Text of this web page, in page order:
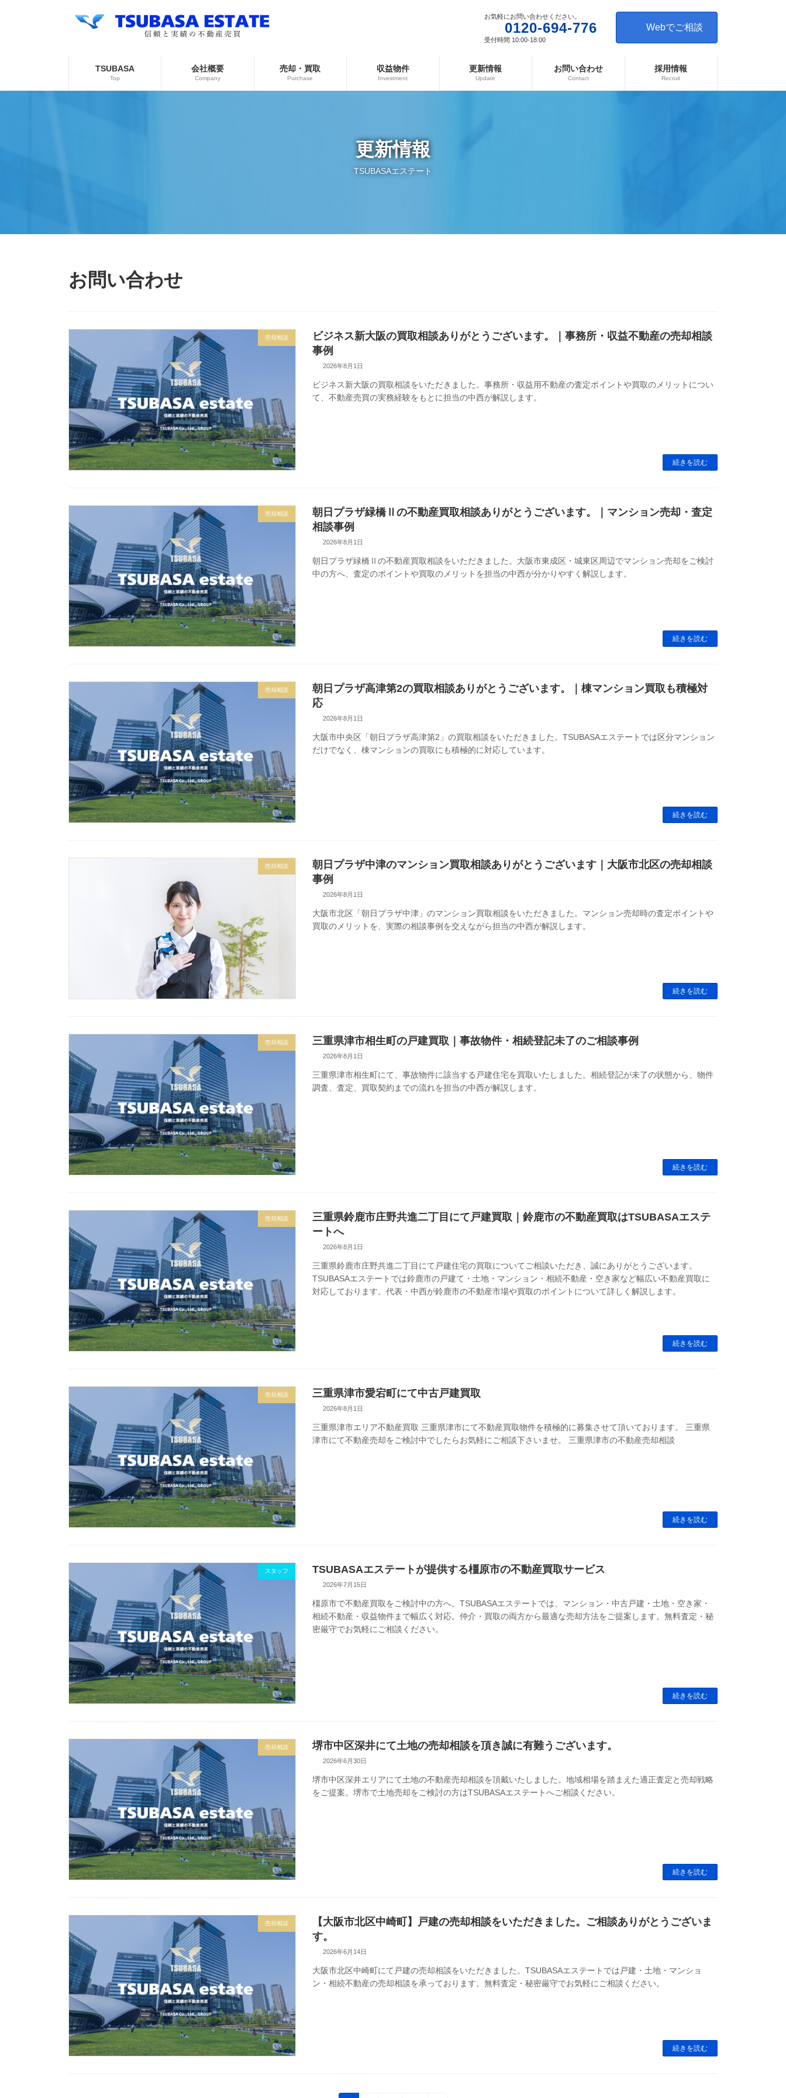
キ
に
お気軽にお問い合わせください。
0120-694-776
受付時間 10:00-18:00
Webでご相談
TSUBASA
Top
会社概要
Company
売却・買取
Purchase
収益物件
Investment
更新情報
Update
お問い合わせ
Contact
採用情報
Recruit
更新情報
TSUBASAエステート
お問い合わせ
売却相談
ビジネス新大阪の買取相談ありがとうございます。｜事務所・収益不動産の売却相談
事例
2026年8月1日
ビジネス新大阪の買取相談をいただきました。事務所・収益用不動産の査定ポイントや買取のメリットについ
て、不動産売買の実務経験をもとに担当の中西が解説します。
続きを読む
売却相談
朝日プラザ緑橋Ⅱの不動産買取相談ありがとうございます。｜マンション売却・査定
相談事例
2026年8月1日
朝日プラザ緑橋Ⅱの不動産買取相談をいただきました。大阪市東成区・城東区周辺でマンション売却をご検討
中の方へ、査定のポイントや買取のメリットを担当の中西が分かりやすく解説します。
続きを読む
売却相談
朝日プラザ高津第2の買取相談ありがとうございます。｜棟マンション買取も積極対
応
2026年8月1日
大阪市中央区「朝日プラザ高津第2」の買取相談をいただきました。TSUBASAエステートでは区分マンション
だけでなく、棟マンションの買取にも積極的に対応しています。
続きを読む
売却相談
朝日プラザ中津のマンション買取相談ありがとうございます｜大阪市北区の売却相談
事例
2026年8月1日
大阪市北区「朝日プラザ中津」のマンション買取相談をいただきました。マンション売却時の査定ポイントや
買取のメリットを、実際の相談事例を交えながら担当の中西が解説します。
続きを読む
売却相談 三重県津市相生町の戸建買取｜事故物件・相続登記未了のご相談事例
2026年8月1日
三重県津市相生町にて、事故物件に該当する戸建住宅を買取いたしました。相続登記が未了の状態から、物件
調査、査定、買取契約までの流れを担当の中西が解説します。
続きを読む
売却相談
三重県鈴鹿市庄野共進二丁目にて戸建買取｜鈴鹿市の不動産買取はTSUBASAエステ
ートへ
2026年8月1日
三重県鈴鹿市庄野共進二丁目にて戸建住宅の買取についてご相談いただき、誠にありがとうございます。
TSUBASAエステートでは鈴鹿市の戸建て・土地・マンション・相続不動産・空き家など幅広い不動産買取に
対応しております。代表・中西が鈴鹿市の不動産市場や買取のポイントについて詳しく解説します。
続きを読む
売却相談 三重県津市愛宕町にて中古戸建買取
2026年8月1日
三重県津市エリア不動産買取 三重県津市にて不動産買取物件を積極的に募集させて頂いております。 三重県
津市にて不動産売却をご検討中でしたらお気軽にご相談下さいませ。 三重県津市の不動産売却相談
続きを読む
スタッフ TSUBASAエステートが提供する橿原市の不動産買取サービス
2026年7月15日
橿原市で不動産買取をご検討中の方へ。TSUBASAエステートでは、マンション・中古戸建・土地・空き家・
相続不動産・収益物件まで幅広く対応。仲介・買取の両方から最適な売却方法をご提案します。無料査定・秘
密厳守でお気軽にご相談ください。
続きを読む
売却相談 堺市中区深井にて土地の売却相談を頂き誠に有難うございます。
2026年6月30日
堺市中区深井エリアにて土地の不動産売却相談を頂戴いたしました。地域相場を踏まえた適正査定と売却戦略
をご提案。堺市で土地売却をご検討の方はTSUBASAエステートへご相談ください。
続きを読む
売却相談
【大阪市北区中崎町】戸建の売却相談をいただきました。ご相談ありがとうございま
す。
2026年6月14日
大阪市北区中崎町にて戸建の売却相談をいただきました。TSUBASAエステートでは戸建・土地・マンショ
ン・相続不動産の売却相談を承っております。無料査定・秘密厳守でお気軽にご相談ください。
続きを読む